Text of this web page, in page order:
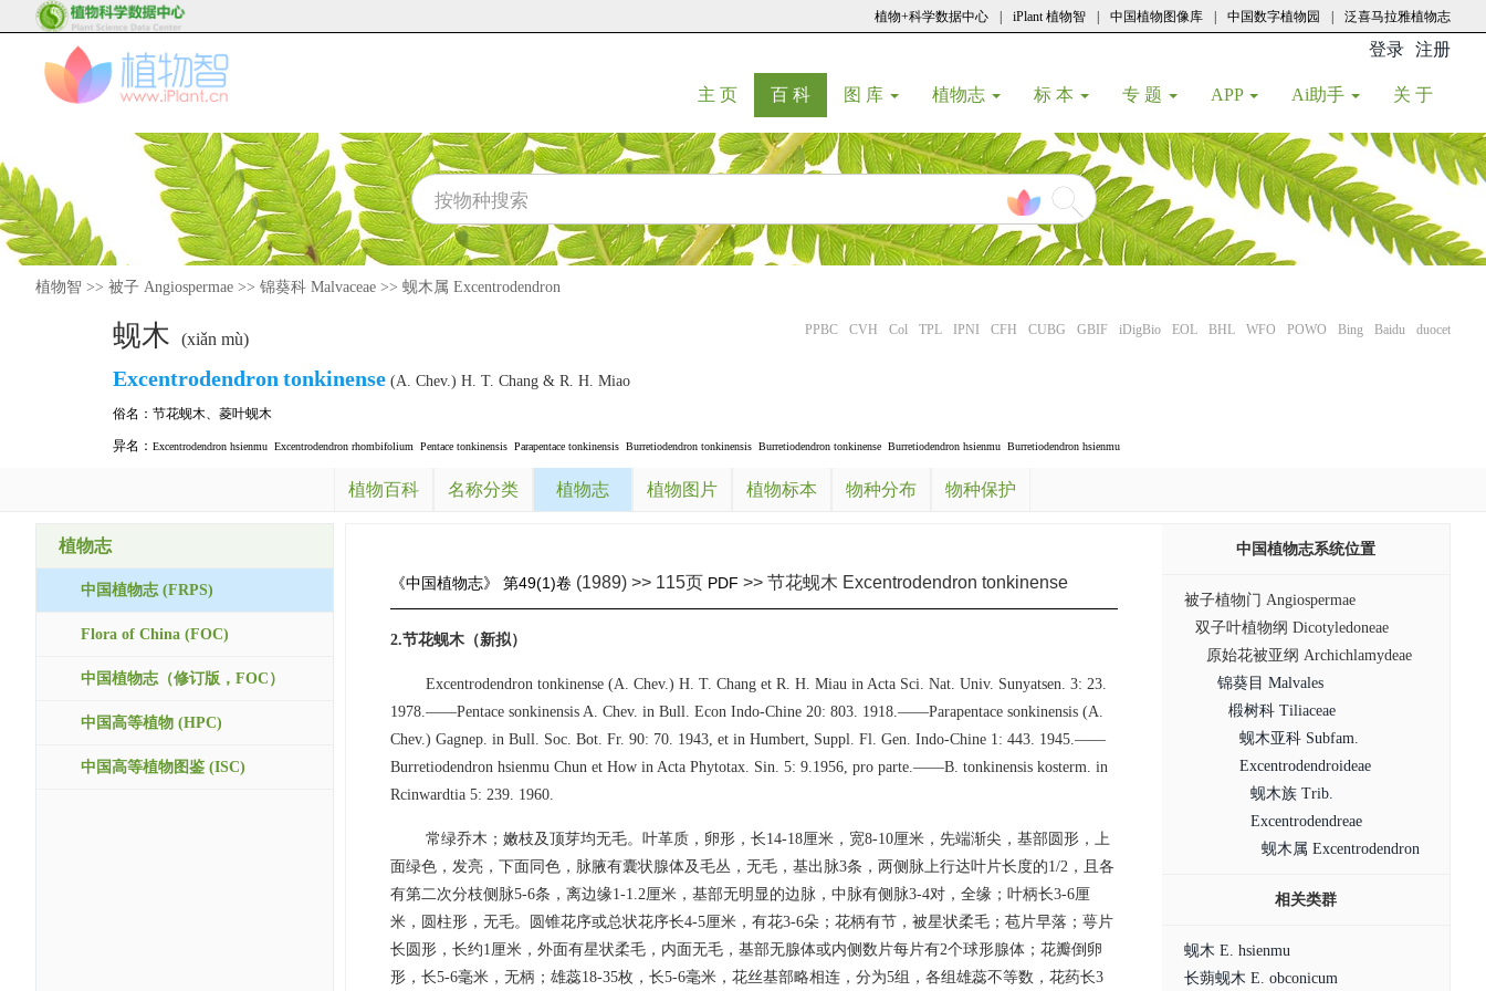
植物+科学数据中心 iPlant 植物智 中国植物图像库 中国数字植物园 泛喜马拉雅植物志
登录 注册
主 页(current)
百 科(current)
图 库 植物志 标 本 专 题 APP Ai助手 关 于
植物智 >> 被子 Angiospermae >> 锦葵科 Malvaceae >> 蚬木属 Excentrodendron
蚬木 (xiǎn mù) PPBC CVH Col TPL IPNI CFH CUBG GBIF iDigBio EOL BHL WFO POWO Bing Baidu duocet
Excentrodendron tonkinense (A. Chev.) H. T. Chang & R. H. Miao
俗名： 节花蚬木、 菱叶蚬木
异名： Excentrodendron hsienmu Excentrodendron rhombifolium Pentace tonkinensis Parapentace tonkinensis Burretiodendron tonkinensis Burretiodendron tonkinense Burretiodendron hsienmu Burretiodendron hsienmu
植物百科 名称分类 植物志 植物图片 植物标本 物种分布 物种保护
植物志
中国植物志 (FRPS)
Flora of China (FOC)
中国植物志（修订版，FOC）
中国高等植物 (HPC)
中国高等植物图鉴 (ISC)
《中国植物志》 第49(1)卷 (1989) >> 115页 PDF >> 节花蚬木 Excentrodendron tonkinense
2.节花蚬木（新拟）
Excentrodendron tonkinense (A. Chev.) H. T. Chang et R. H. Miau in Acta Sci. Nat. Univ. Sunyatsen. 3: 23.
1978.——Pentace sonkinensis A. Chev. in Bull. Econ Indo-Chine 20: 803. 1918.——Parapentace sonkinensis (A.
Chev.) Gagnep. in Bull. Soc. Bot. Fr. 90: 70. 1943, et in Humbert, Suppl. Fl. Gen. Indo-Chine 1: 443. 1945.——
Burretiodendron hsienmu Chun et How in Acta Phytotax. Sin. 5: 9.1956, pro parte.——B. tonkinensis kosterm. in
Rcinwardtia 5: 239. 1960.
常绿乔木；嫩枝及顶芽均无毛。叶革质，卵形，长14-18厘米，宽8-10厘米，先端渐尖，基部圆形，上
面绿色，发亮，下面同色，脉腋有囊状腺体及毛丛，无毛，基出脉3条，两侧脉上行达叶片长度的1/2，且各
有第二次分枝侧脉5-6条，离边缘1-1.2厘米，基部无明显的边脉，中脉有侧脉3-4对，全缘；叶柄长3-6厘
米，圆柱形，无毛。圆锥花序或总状花序长4-5厘米，有花3-6朵；花柄有节，被星状柔毛；苞片早落；萼片
长圆形，长约1厘米，外面有星状柔毛，内面无毛，基部无腺体或内侧数片每片有2个球形腺体；花瓣倒卵
形，长5-6毫米，无柄；雄蕊18-35枚，长5-6毫米，花丝基部略相连，分为5组，各组雄蕊不等数，花药长3
中国植物志系统位置
被子植物门 Angiospermae
双子叶植物纲 Dicotyledoneae
原始花被亚纲 Archichlamydeae
锦葵目 Malvales
椴树科 Tiliaceae
蚬木亚科 Subfam.
Excentrodendroideae
蚬木族 Trib.
Excentrodendreae
蚬木属 Excentrodendron
相关类群
蚬木 E. hsienmu
长蒴蚬木 E. obconicum